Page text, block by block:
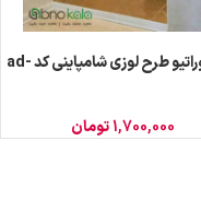
آینه دکوراتیو طرح لوزی شامپاینی کد ad-
1,700,000تومان